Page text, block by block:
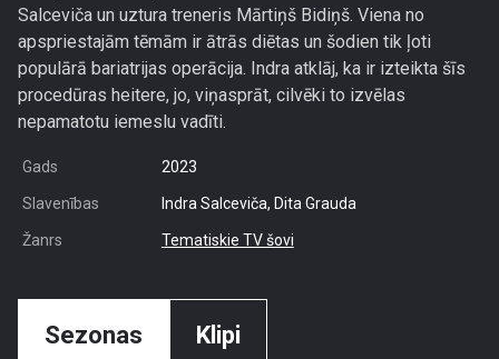
Salceviča un uztura treneris Mārtiņš Bidiņš. Viena no
apspriestajām tēmām ir ātrās diētas un šodien tik ļoti
populārā bariatrijas operācija. Indra atklāj, ka ir izteikta šīs
procedūras heitere, jo, viņasprāt, cilvēki to izvēlas
nepamatotu iemeslu vadīti.
Gads 2023
Slavenības Indra Salceviča, Dita Grauda
Žanrs Tematiskie TV šovi
Sezonas Klipi